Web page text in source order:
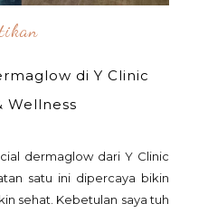
di Y Clinic
Wellness
dermaglow dari Y Clinic
satu ini dipercaya bikin
sehat. Kebetulan saya tuh